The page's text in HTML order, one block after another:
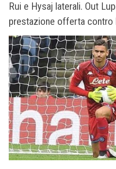
Rui e Hysaj laterali. Out
prestazione offerta contro